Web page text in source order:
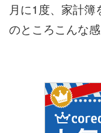
月に1度、家計
のところこんな